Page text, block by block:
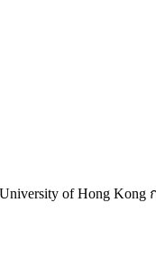
of Hong Kong